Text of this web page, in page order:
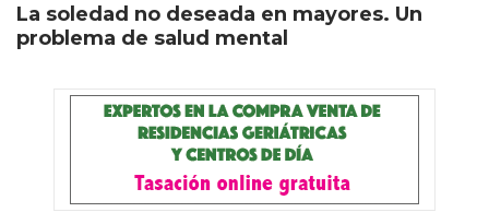
La soledad no deseada en mayores. Un
problema de salud mental